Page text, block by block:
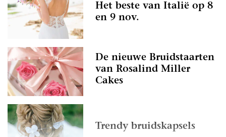
Het beste van Italië op 8
en 9 nov.
De nieuwe Bruidstaarten
van Rosalind Miller
Cakes
Trendy bruidskapsels